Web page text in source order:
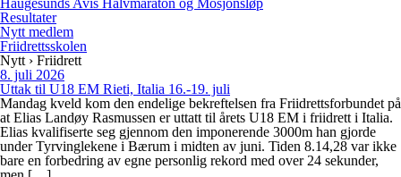
Haugesunds Avis Halvmaraton og Mosjonsløp
Resultater
Nytt medlem
Friidrettsskolen
Nytt › Friidrett
8. juli 2026
Uttak til U18 EM Rieti, Italia 16.-19. juli
Mandag kveld kom den endelige bekreftelsen fra Friidrettsforbundet på
at Elias Landøy Rasmussen er uttatt til årets U18 EM i friidrett i Italia.
Elias kvalifiserte seg gjennom den imponerende 3000m han gjorde
under Tyrvinglekene i Bærum i midten av juni. Tiden 8.14,28 var ikke
bare en forbedring av egne personlig rekord med over 24 sekunder,